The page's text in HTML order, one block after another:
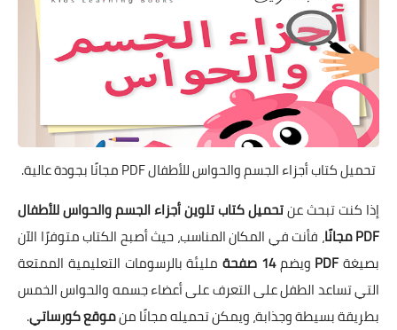
تحميل كتاب أجزاء الجسم والحواس للأطفال PDF مجانًا بجودة عالية.
إذا كنت تبحث عنتحميل كتاب تلوين أجزاء الجسم والحواس للأطفال
PDF مجانًا
، فأنت في المكان المناسب، حيث أصبح الكتاب متوفرًا الآن
بصيغةPDF ويضم14 صفحة
مليئة بالرسومات التعليمية الممتعة
التي تساعد الطفل على التعرف على أعضاء جسمه والحواس الخمس
بطريقة بسيطة وجذابة، ويمكن تحميله مجانًا منموقع كورساتي.